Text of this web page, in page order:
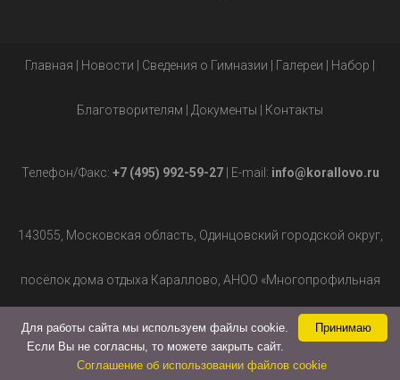
Главная Новости Сведения о Гимназии Галереи Набор
Благотворителям Документы Контакты
Телефон/Факс: +7 (495) 992-59-27| E-mail: info@korallovo.ru
143055, Московская область, Одинцовский городской округ,
посёлок дома отдыха Караллово, АНОО «Многопрофильная
гимназия», д.2. Принимаю
Для работы сайта мы используем файлы cookie.
Если Вы не согласны, то можете закрыть сайт.
Соглашение об использовании файлов cookie